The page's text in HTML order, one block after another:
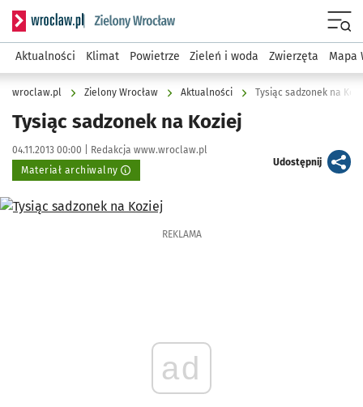
Serwis informacyjny wroclaw.pl podserwis: Środowisko we
Aktualności Klimat Powietrze Zieleń i woda Zwierzęta Mapa
wroclaw.pl Zielony Wrocław Aktualności Tysiąc sadzonek na
Tysiąc sadzonek na Koziej
Data publikacji:
04.11.2013 00:00 | Autor:
Redakcja www.wroclaw.pl
Materiał archiwalny
Udostępnijartykuł
Kliknij, aby powiększyć
REKLAMA
ad